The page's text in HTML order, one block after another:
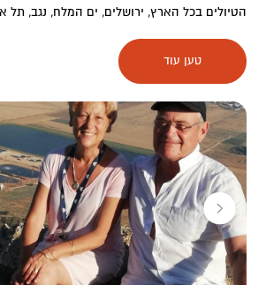
הטיולים בכל הארץ, ירושלים, ים המלח, נגב, תל
עם שאול ואורה כל טיול הוא מסע מעניין בזמן
החיבור של ישראל עם התנ"ך והיהדות.
הסיורים בעיקר לדוברי אנגלית וצרפתית.
טען עוד